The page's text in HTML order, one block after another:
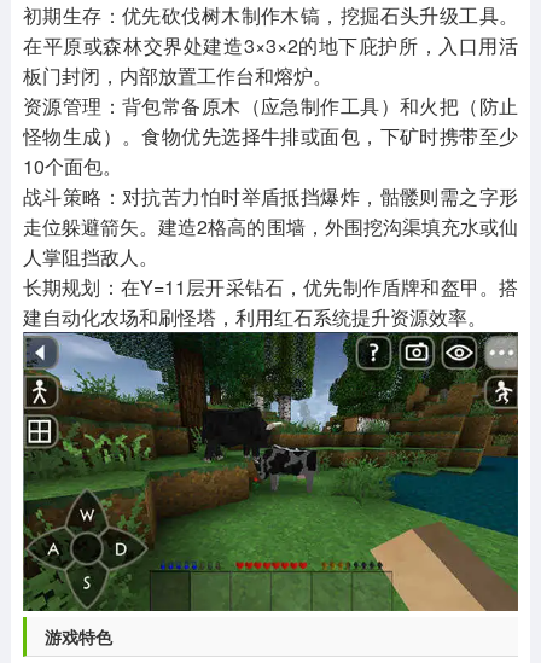
初期生存：优先砍伐树木制作木镐，挖掘石头升级工具。
在平原或森林交界处建造3×3×2的地下庇护所，入口用活
板门封闭，内部放置工作台和熔炉。
资源管理：背包常备原木（应急制作工具）和火把（防止
怪物生成）。食物优先选择牛排或面包，下矿时携带至少
10个面包。
战斗策略：对抗苦力怕时举盾抵挡爆炸，骷髅则需之字形
走位躲避箭矢。建造2格高的围墙，外围挖沟渠填充水或仙
人掌阻挡敌人。
长期规划：在Y=11层开采钻石，优先制作盾牌和盔甲。搭
建自动化农场和刷怪塔，利用红石系统提升资源效率。
游戏特色